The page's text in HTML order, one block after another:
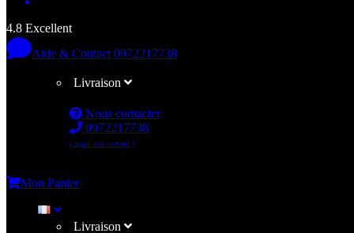
4.8 Excellent
Aide & Contact 0972217738
Livraison
Nous contacter
0972217738
( appel non surtaxé )
Mon Panier
Livraison